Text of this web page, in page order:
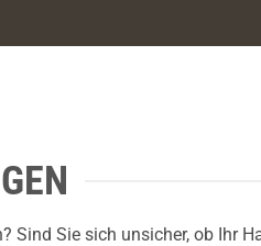
Sind Sie sich unsicher, ob Ihr